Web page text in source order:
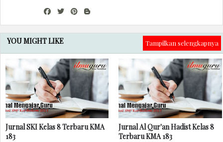
YOU MIGHT LIKE Tampilkan selengkapnya
Jurnal SKI Kelas 8 Terbaru KMA
183
Jurnal Al Qur'an Hadist Kelas 8
Terbaru KMA 183